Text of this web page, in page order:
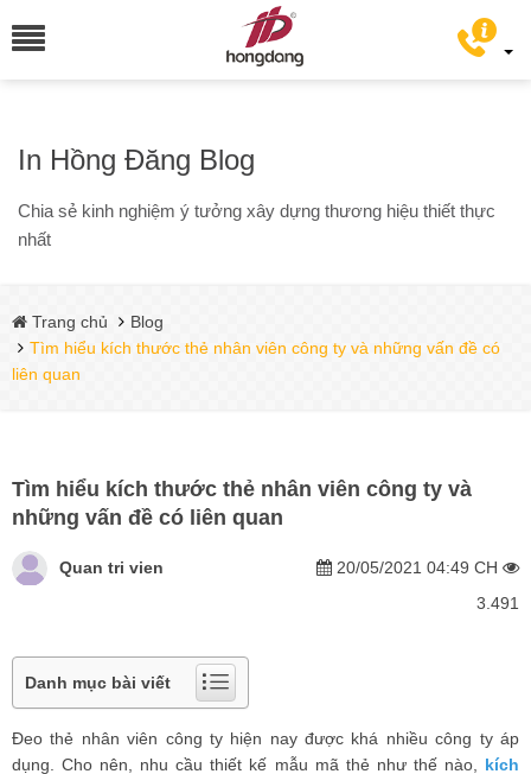
In Hồng Đăng Blog
Chia sẻ kinh nghiệm ý tưởng xây dựng thương hiệu thiết thực
nhất
Trang chủ
Blog
Tìm hiểu kích thước thẻ nhân viên công ty và những vấn đề có
liên quan
Tìm hiểu kích thước thẻ nhân viên công ty và
những vấn đề có liên quan
Quan tri vien
20/05/2021 04:49 CH
3.491
Danh mục bài viết
Đeo thẻ nhân viên công ty hiện nay được khá nhiều công ty áp
dụng. Cho nên, nhu cầu thiết kế mẫu mã thẻ như thế nào, kích